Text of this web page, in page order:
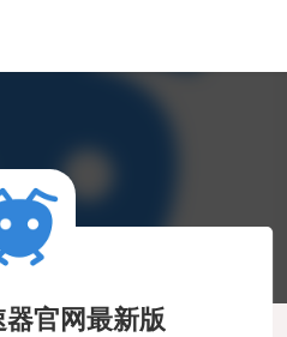
官网最新版